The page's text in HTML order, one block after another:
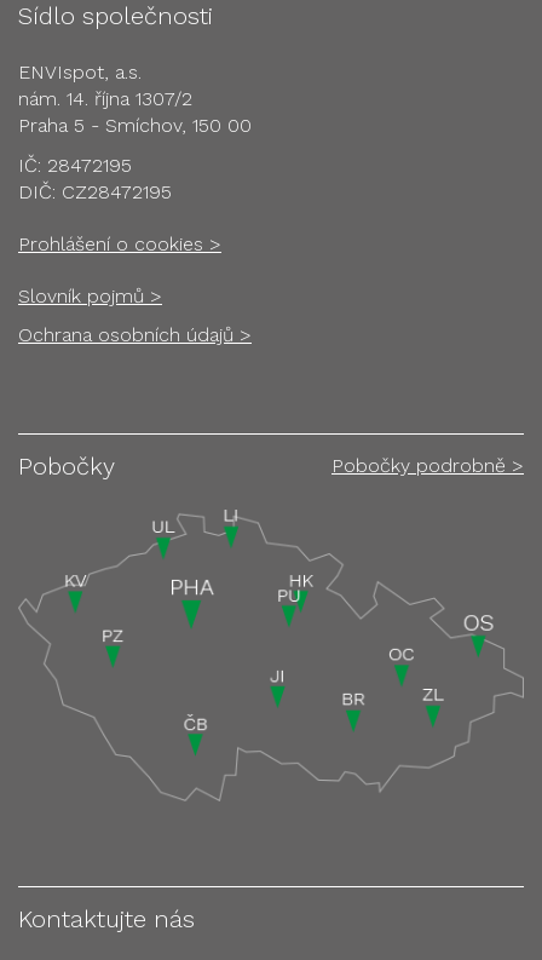
Sídlo společnosti
ENVIspot, a.s.
nám. 14. října 1307/2
Praha 5 - Smíchov, 150 00
IČ: 28472195
DIČ: CZ28472195
Prohlášení o cookies >
Slovník pojmů >
Ochrana osobních údajů >
Pobočky Pobočky podrobně >
Kontaktujte nás